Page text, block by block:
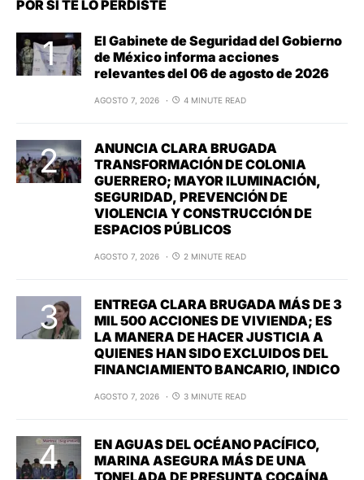
POR SI TE LO PERDISTE
El Gabinete de Seguridad del Gobierno
de México informa acciones
relevantes del 06 de agosto de 2026
AGOSTO 7, 2026 4 MINUTE READ
ANUNCIA CLARA BRUGADA
TRANSFORMACIÓN DE COLONIA
GUERRERO; MAYOR ILUMINACIÓN,
SEGURIDAD, PREVENCIÓN DE
VIOLENCIA Y CONSTRUCCIÓN DE
ESPACIOS PÚBLICOS
AGOSTO 7, 2026 2 MINUTE READ
ENTREGA CLARA BRUGADA MÁS DE 3
MIL 500 ACCIONES DE VIVIENDA; ES
LA MANERA DE HACER JUSTICIA A
QUIENES HAN SIDO EXCLUIDOS DEL
FINANCIAMIENTO BANCARIO, INDICO
AGOSTO 7, 2026 3 MINUTE READ
EN AGUAS DEL OCÉANO PACÍFICO,
MARINA ASEGURA MÁS DE UNA
TONELADA DE PRESUNTA COCAÍNA